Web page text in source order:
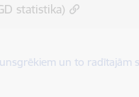
statistika)
un to radītajām